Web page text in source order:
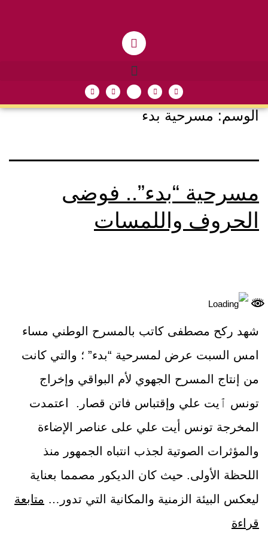
الوسم:مسرحية بدء
مسرحية “بدء”.. فوضى
الحروف واللمسات
شهد ركح مصطفى كاتب بالمسرح الوطني مساء
امس السبت عرض لمسرحية “بدء” ؛ والتي كانت
من إنتاج المسرح الجهوي لأم البواقي وإخراج
تونس ٱيت علي وإقتباس فاتن قصار. اعتمدت
المخرجة تونس أيت علي على عناصر الإضاءة
والمؤثرات الصوتية لجذب انتباه الجمهور منذ
اللحظة الأولى. حيث كان الديكور مصمما بعناية
ليعكس البيئة الزمنية والمكانية التي تدور… متابعة
قراءة